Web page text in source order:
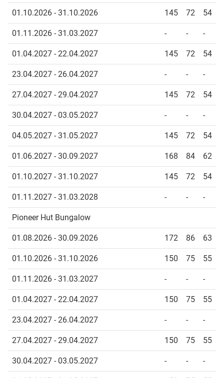
01.10.2026 - 31.10.2026 145 72 54
01.11.2026 - 31.03.2027 - - -
01.04.2027 - 22.04.2027 145 72 54
23.04.2027 - 26.04.2027 - - -
27.04.2027 - 29.04.2027 145 72 54
30.04.2027 - 03.05.2027 - - -
04.05.2027 - 31.05.2027 145 72 54
01.06.2027 - 30.09.2027 168 84 62
01.10.2027 - 31.10.2027 145 72 54
01.11.2027 - 31.03.2028 - - -
Pioneer Hut Bungalow
01.08.2026 - 30.09.2026 172 86 63
01.10.2026 - 31.10.2026 150 75 55
01.11.2026 - 31.03.2027 - - -
01.04.2027 - 22.04.2027 150 75 55
23.04.2027 - 26.04.2027 - - -
27.04.2027 - 29.04.2027 150 75 55
30.04.2027 - 03.05.2027 - - -